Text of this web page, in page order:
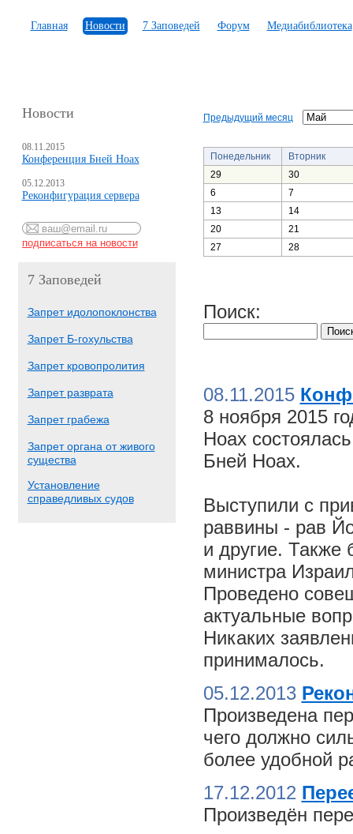
Главная Новости 7 Заповедей Форум Медиабиблиотека
Новости
08.11.2015
Конференция Бней Ноах
05.12.2013
Реконфигурация сервера
7 Заповедей
Запрет идолопоклонства
Запрет Б-гохульства
Запрет кровопролития
Запрет разврата
Запрет грабежа
Запрет органа от живого
существа
Установление
справедливых судов
Предыдущий месяц
Понедельник
Вторник
29
30
6
7
13
14
20
21
27
28
Поиск:
08.11.2015
8 ноября 2015
Ноах
Бней Ноах.
Выступили с
раввины - рав
и другие. Также
министра
Проведено
актуальные
Никаких
принималось.
05.12.2013
Произведена
чего должно
более удобной
17.12.2012
Произведён